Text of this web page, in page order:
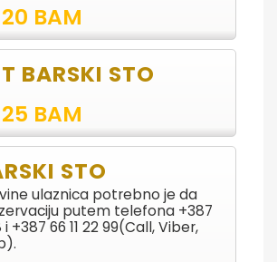
BAM
BARSKI STO
BAM
STO
ulaznica potrebno je da
putem telefona +387
i +387 66 11 22 99(Call, Viber,